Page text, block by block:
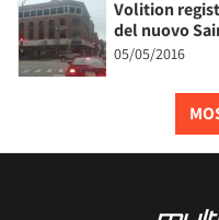
Volition
del nuovo
05/05/2016